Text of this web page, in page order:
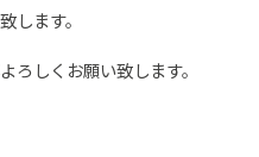
します。
ろしくお願い致します。